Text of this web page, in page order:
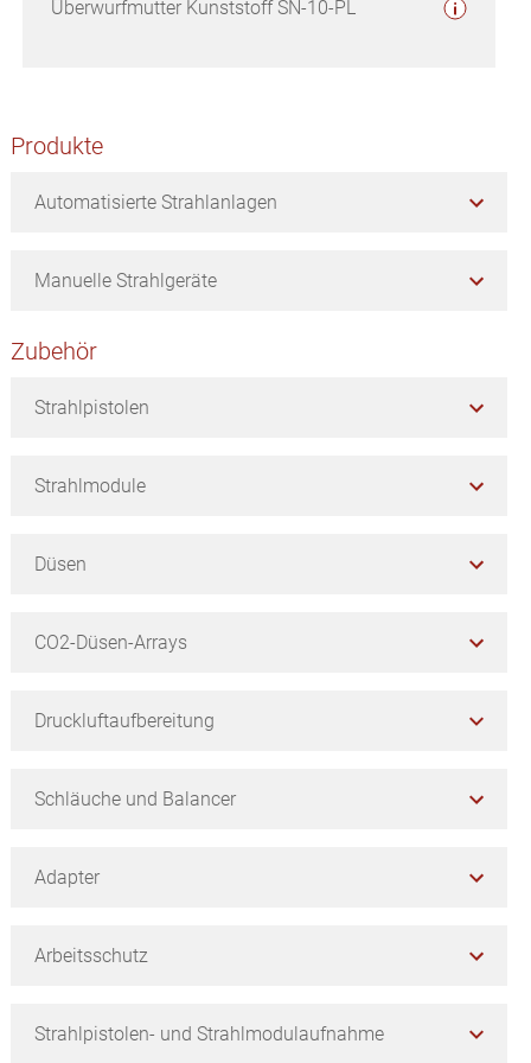
Überwurfmutter Kunststoff SN-10-PL
Seitenspalte
Produkte
Automatisierte Strahlanlagen
Manuelle Strahlgeräte
Zubehör
Strahlpistolen
Strahlmodule
Düsen
CO2-Düsen-Arrays
Druckluftaufbereitung
Schläuche und Balancer
Adapter
Arbeitsschutz
Strahlpistolen- und Strahlmodulaufnahme